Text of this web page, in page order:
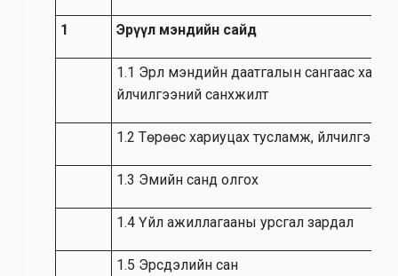
1 Эрүүл мэндийн сайд
1.1 Эрүүл мэндийн даатгалын сангаас
үйлчилгээний санхүүжилт
1.2 Төрөөс хариуцах тусламж, үйлчилгээний
1.3 Эмийн санд олгох
1.4 Үйл ажиллагааны урсгал зардал
1.5 Эрсдэлийн сан